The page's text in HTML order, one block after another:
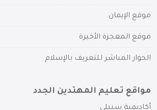
موقع الإيمان
موقع المعجزة الأخيرة
الحوار المباشر للتعريف بالإسلام
مواقع تعليم المهتدين الجدد
أكاديمية سبيلي